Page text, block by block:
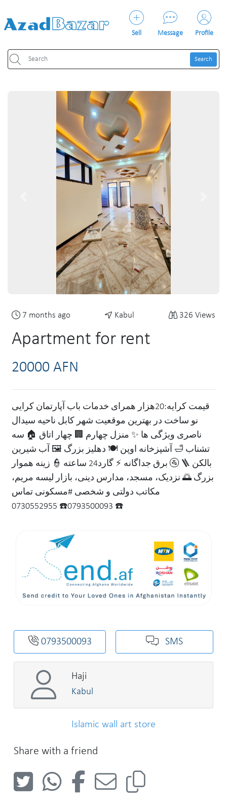
Sell Message Profile
Search
7 months ago Kabul 326 Views
Apartment for rent
20000 AFN
قیمت کرایه:20هزار همرای خدمات باب آپارتمان کرایی
نو ساخت در بهترین موقعیت شهر کابل ناحیه سیدال
ناصری ویژگی ها ✨ منزل چهارم 🏢 چهار اتاق 🏠 سه
تشناب 🛁 آشپزخانه اوپن 🍽️ دهلیز بزرگ 🖼️ آب شیرین
🚰 برق جداگانه ⚡ گارد24 ساعته 👮 زینه هموار 🪜 بالکن
بزرگ 🌅 نزدیک، مسجد، مدارس دینی، بازار لیسه مریم،
مکاتب دولتی و شخصی #مسکونی تماس
0793500093☎️ 0730552955 ☎️
0793500093 SMS
Haji
Kabul
Islamic wall art store
Share with a friend